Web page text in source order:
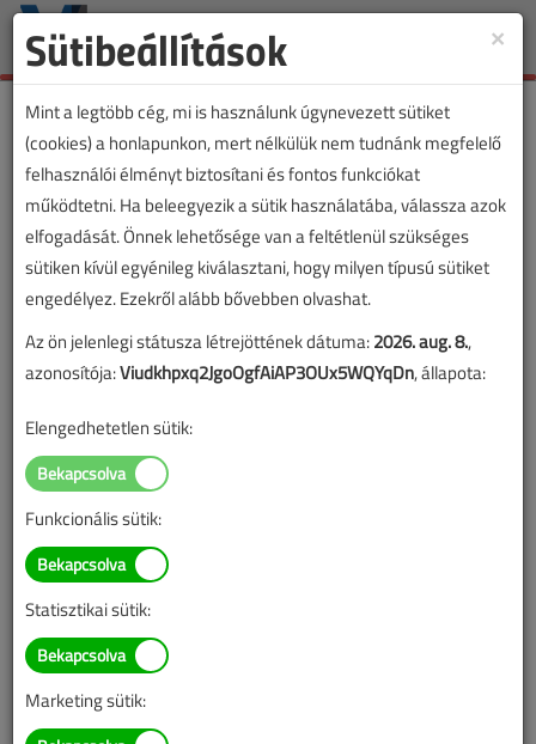
Toggle
VL cikkvásárlás
A KNX-rendszer felépítése és topológiája
című cikk vásárlása
A vásárlással korlátlan hozzáférést kap a cikkhez, ami a
sikeres online elektronikus fizetést követően azonnal
aktiválódik. A hozzáférése nem évül el.
A rendeléshez kérjük, lépjen be!
Illetve, ha még nem tette meg, kérjük, regisztráljon!
Tudnivalók az online cikkvásárlásról
Van más mód ahhoz, hogy hozzáférjek egy cikkhez?
×
Sütibeállítások
Mint a legtöbb cég, mi is használunk úgynevezett sütiket
(cookies) a honlapunkon, mert nélkülük nem tudnánk megfelelő
felhasználói élményt biztosítani és fontos funkciókat
működtetni. Ha beleegyezik a sütik használatába, válassza azok
elfogadását. Önnek lehetősége van a feltétlenül szükséges
sütiken kívül egyénileg kiválasztani, hogy milyen típusú sütiket
engedélyez. Ezekről alább bővebben olvashat.
Az ön jelenlegi státusza létrejöttének dátuma:2026. aug. 8.,
azonosítója:Viudkhpxq2JgoOgfAiAP3OUx5WQYqDn, állapota:
Elengedhetetlen sütik:
Funkcionális sütik:
Statisztikai sütik:
Marketing sütik: